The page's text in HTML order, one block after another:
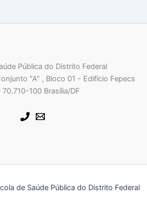
Pública do Distrito Federal
"A" , Bloco 01 - Edifício Fepecs
70.710-100 Brasília/DF
de Saúde Pública do Distrito Federal